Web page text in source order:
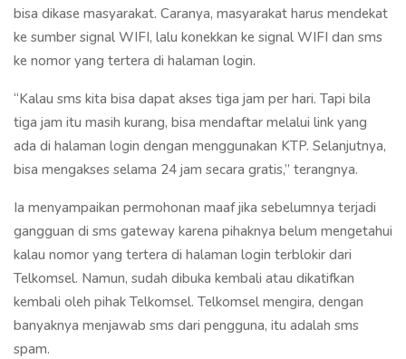
bisa dikase masyarakat. Caranya, masyarakat harus mendekat
ke sumber signal WIFI, lalu konekkan ke signal WIFI dan sms
ke nomor yang tertera di halaman login.
“Kalau sms kita bisa dapat akses tiga jam per hari. Tapi bila
tiga jam itu masih kurang, bisa mendaftar melalui link yang
ada di halaman login dengan menggunakan KTP. Selanjutnya,
bisa mengakses selama 24 jam secara gratis,” terangnya.
Ia menyampaikan permohonan maaf jika sebelumnya terjadi
gangguan di sms gateway karena pihaknya belum mengetahui
kalau nomor yang tertera di halaman login terblokir dari
Telkomsel. Namun, sudah dibuka kembali atau dikatifkan
kembali oleh pihak Telkomsel. Telkomsel mengira, dengan
banyaknya menjawab sms dari pengguna, itu adalah sms
spam.